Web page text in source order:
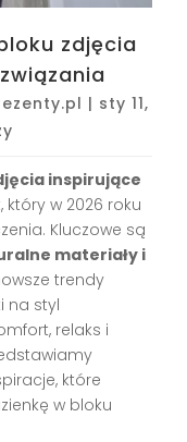
zdjęcia
| sty 11,
inspirujące
w 2026 roku
Kluczowe są
materiały i
trendy
na styl
relaks i
które
w bloku